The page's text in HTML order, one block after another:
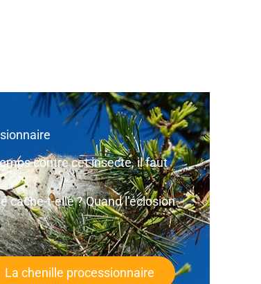
contre cet insecte, il faut
cache-t-elle ? Quand l’éclosion
La chenille processionnaire